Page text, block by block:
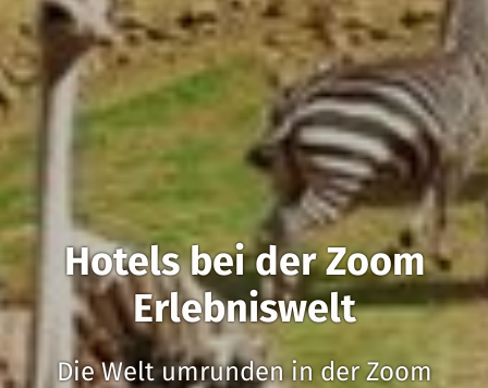
Hotels bei der Zoom
Erlebniswelt
Die Welt umrunden in der Zoom